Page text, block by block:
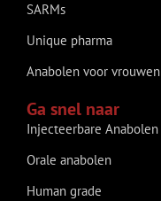
SARMs
Unique pharma
Anabolen voor vrouwen
Ga snel naar
Injecteerbare Anabolen
Orale anabolen
Human grade